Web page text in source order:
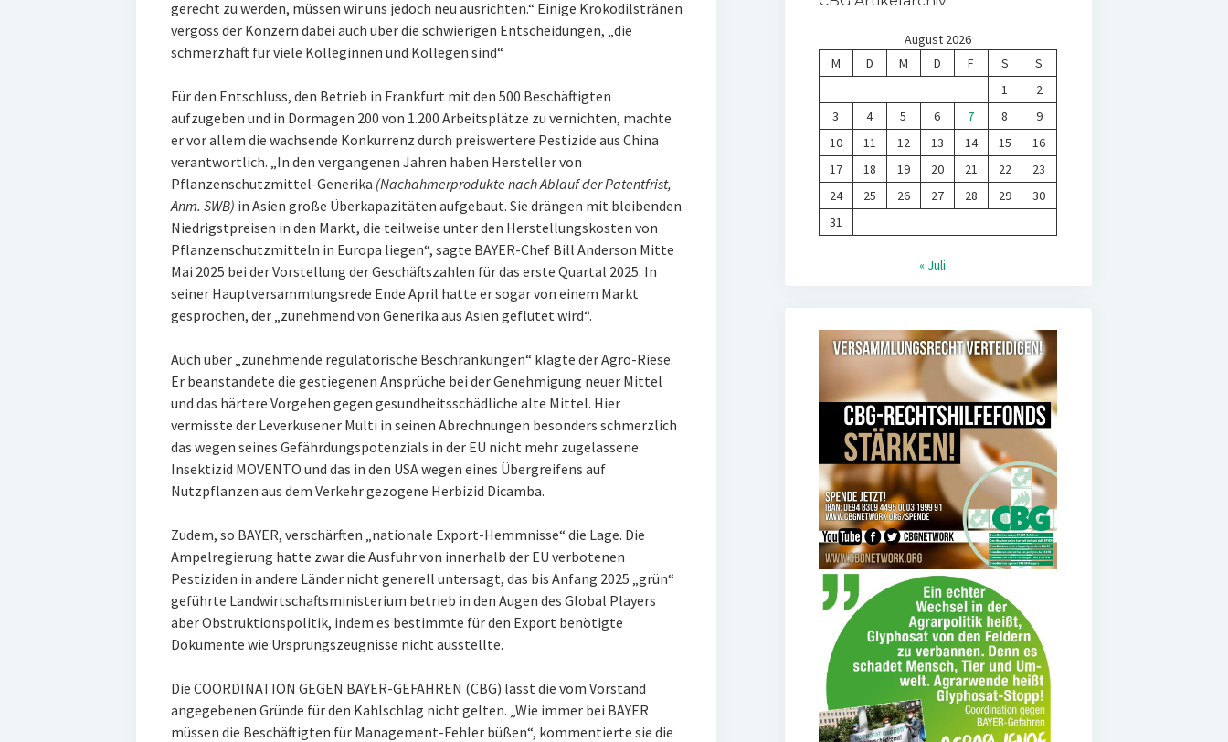
gerecht zu werden, müssen wir uns jedoch neu ausrichten.“ Einige Krokodilstränen
vergoss der Konzern dabei auch über die schwierigen Entscheidungen, „die
schmerzhaft für viele Kolleginnen und Kollegen sind“
Für den Entschluss, den Betrieb in Frankfurt mit den 500 Beschäftigten
aufzugeben und in Dormagen 200 von 1.200 Arbeitsplätze zu vernichten, machte
er vor allem die wachsende Konkurrenz durch preiswertere Pestizide aus China
verantwortlich. „In den vergangenen Jahren haben Hersteller von
Pflanzenschutzmittel-Generika (Nachahmerprodukte nach Ablauf der Patentfrist,
Anm. SWB) in Asien große Überkapazitäten aufgebaut. Sie drängen mit bleibenden
Niedrigstpreisen in den Markt, die teilweise unter den Herstellungskosten von
Pflanzenschutzmitteln in Europa liegen“, sagte BAYER-Chef Bill Anderson Mitte
Mai 2025 bei der Vorstellung der Geschäftszahlen für das erste Quartal 2025. In
seiner Hauptversammlungsrede Ende April hatte er sogar von einem Markt
gesprochen, der „zunehmend von Generika aus Asien geflutet wird“.
Auch über „zunehmende regulatorische Beschränkungen“ klagte der Agro-Riese.
Er beanstandete die gestiegenen Ansprüche bei der Genehmigung neuer Mittel
und das härtere Vorgehen gegen gesundheitsschädliche alte Mittel. Hier
vermisste der Leverkusener Multi in seinen Abrechnungen besonders schmerzlich
das wegen seines Gefährdungspotenzials in der EU nicht mehr zugelassene
Insektizid MOVENTO und das in den USA wegen eines Übergreifens auf
Nutzpflanzen aus dem Verkehr gezogene Herbizid Dicamba.
Zudem, so BAYER, verschärften „nationale Export-Hemmnisse“ die Lage. Die
Ampelregierung hatte zwar die Ausfuhr von innerhalb der EU verbotenen
Pestiziden in andere Länder nicht generell untersagt, das bis Anfang 2025 „grün“
geführte Landwirtschaftsministerium betrieb in den Augen des Global Players
aber Obstruktionspolitik, indem es bestimmte für den Export benötigte
Dokumente wie Ursprungszeugnisse nicht ausstellte.
Die COORDINATION GEGEN BAYER-GEFAHREN (CBG) lässt die vom Vorstand
angegebenen Gründe für den Kahlschlag nicht gelten. „Wie immer bei BAYER
müssen die Beschäftigten für Management-Fehler büßen“, kommentierte sie die
August 2026
M
D M D F S
S
1
2
3
4 5 6 7 8
9
10
11 12 13 14 15
16
17
18 19 20 21 22
23
24
25 26 27 28 29
30
31
« Juli